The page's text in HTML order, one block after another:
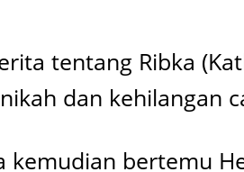
tentang Ribka
dan kehilangan
kemudian bertemu